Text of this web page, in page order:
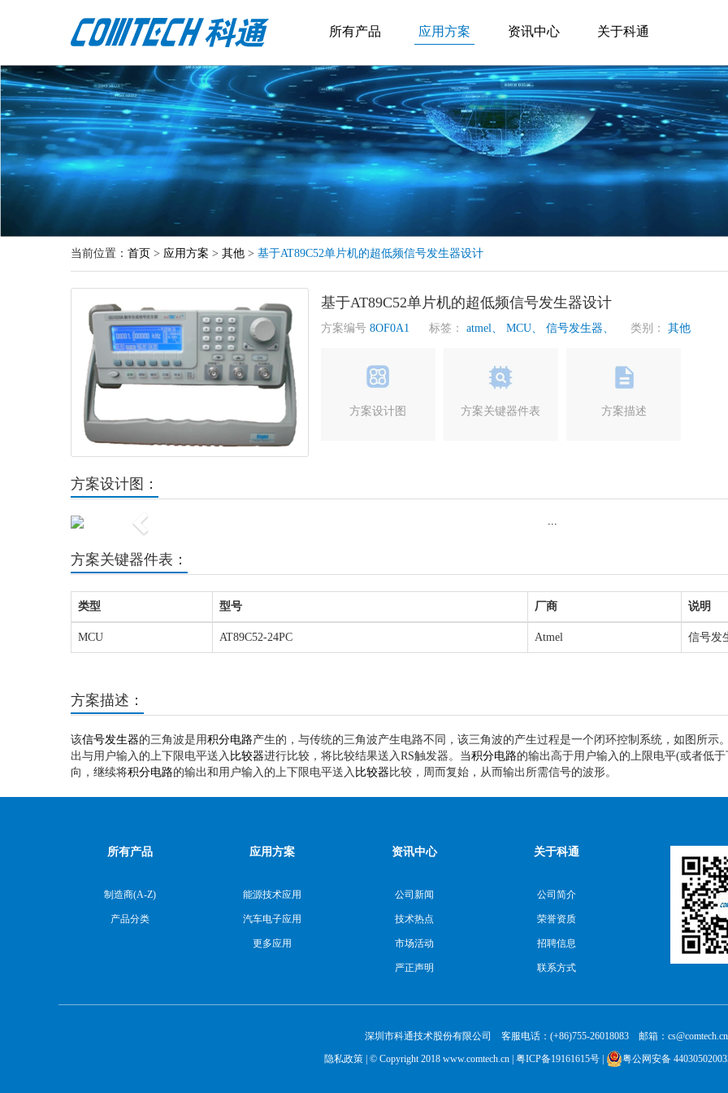
所有产品 应用方案 资讯中心 关于科通
当前位置： 首页 > 应用方案 > 其他 > 基于AT89C52单片机的超低频信号发生器设计
基于AT89C52单片机的超低频信号发生器设计
方案编号 8OF0A1 标签： atmel、 MCU、 信号发生器、 类别： 其他
方案设计图 方案关键器件表 方案描述
方案设计图：
Previous
方案关键器件表：
类型 型号 厂商 说明
MCU AT89C52-24PC Atmel 信号发
方案描述：
该信号发生器的三角波是用积分电路产生的，与传统的三角波产生电路不同，该三角波的产生过程是一个闭环控制系统，如图所示
出与用户输入的上下限电平送入 比较器进行比较，将比较结果送入RS触发器。当积分电路的输出高于用户输入的上限电平(或者低
向，继续将积分电路的输出和用户输入的上下限电平送入 比较器 比较，周而复始，从而输出所需信号的波形。
所有产品
制造商(A-Z)
产品分类
应用方案
能源技术应用
汽车电子应用
更多应用
资讯中心
公司新闻
技术热点
市场活动
严正声明
关于科通
公司简介
荣誉资质
招聘信息
联系方式
深圳市科通技术股份有限公司 客服电话：(+86)755-26018083 邮箱：cs@comtech.cn
隐私政策| © Copyright 2018 www.comtech.cn | 粤ICP备19161615号| 粤公网安备